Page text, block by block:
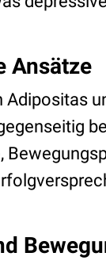
Ansätze
Adipositas